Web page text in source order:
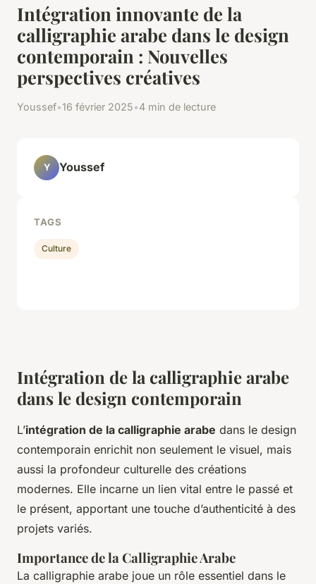
Intégration innovante de la
calligraphie arabe dans le design
contemporain : Nouvelles
perspectives créatives
Youssef•16 février 2025•4 min de lecture
Intégration de la calligraphie arabe
dans le design contemporain
L’intégration de la calligraphie arabe dans le design
contemporain enrichit non seulement le visuel, mais
aussi la profondeur culturelle des créations
modernes. Elle incarne un lien vital entre le passé et
le présent, apportant une touche d’authenticité à des
projets variés.
Importance de la Calligraphie Arabe
La calligraphie arabe joue un rôle essentiel dans le
Y Youssef
TAGS
Culture